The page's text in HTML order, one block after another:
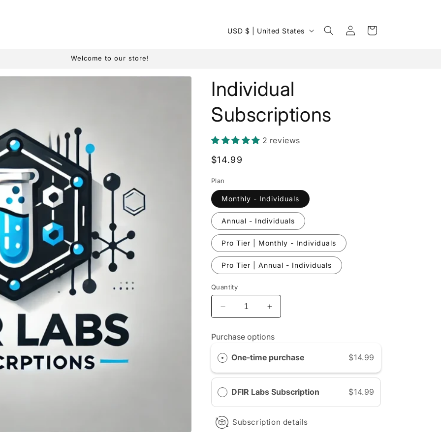
C
t
y
/
e
g
i
o
n
USD $ | United States
Log
in
Cart
Welcome to our store!
Individual
Subscriptions
2 reviews
Regular
$14.99
Plan
Monthly - Individuals
Annual - Individuals
Pro Tier | Monthly - Individuals
Pro Tier | Annual - Individuals
Quantity
Decrease
quantity
for
Individual
Subscriptions
Increase
quantity
Individual
Subscriptions
Purchase options
One-time purchase $14.99
DFIR Labs Subscription $14.99
Subscription details